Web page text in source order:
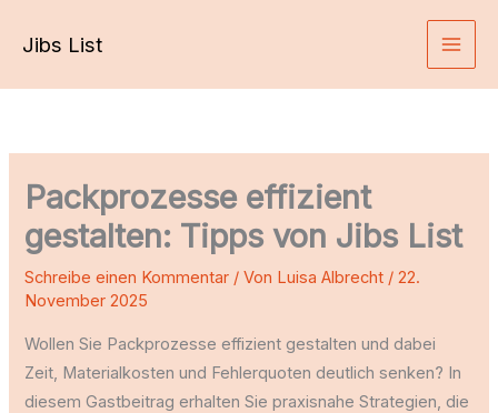
InhaltJibs List
Packprozesse effizient
gestalten: Tipps von Jibs List
Schreibe einen Kommentar / Von Luisa Albrecht /22.
November 2025
Wollen Sie Packprozesse effizient gestalten und dabei
Zeit, Materialkosten und Fehlerquoten deutlich senken? In
diesem Gastbeitrag erhalten Sie praxisnahe Strategien, die